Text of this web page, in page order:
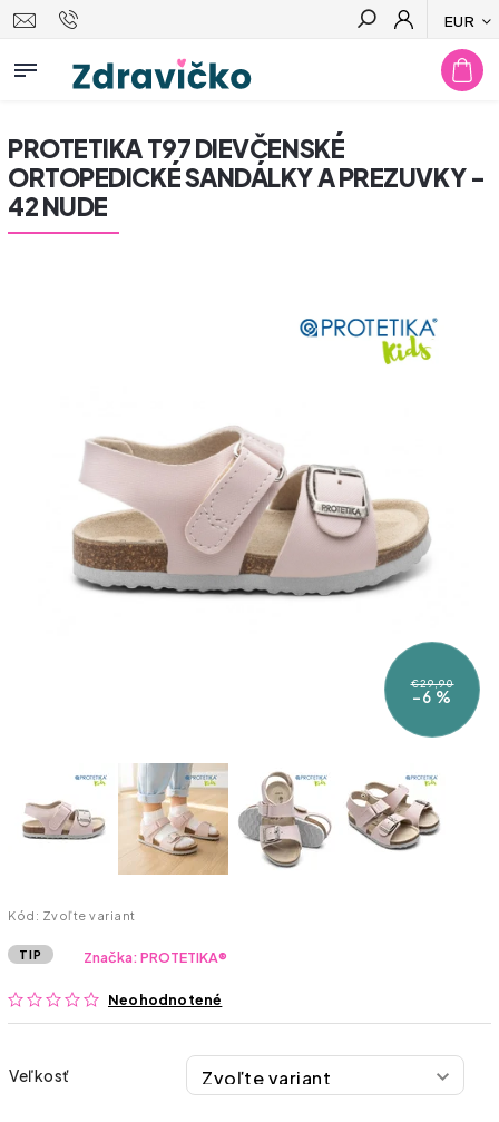
EUR
Hľadať
PROTETIKA T97 DIEVČENSKÉ
ORTOPEDICKÉ SANDÁLKY A PREZUVKY -
42 NUDE
€29,90
–6 %
Kód: Zvoľte variant
TIP
Neohodnotené
Značka:PROTETIKA®
Veľkosť